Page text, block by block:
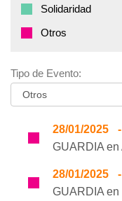
Solidaridad
Otros
Tipo de Evento:
28/01/2025
GUARDIA
28/01/2025
GUARDIA